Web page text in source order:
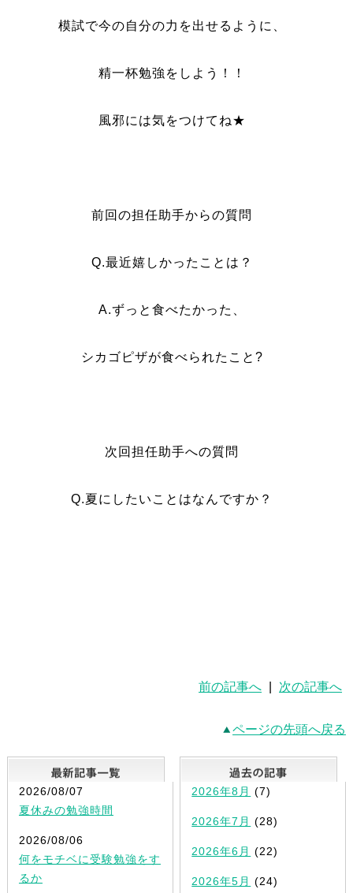
模試で今の自分の力を出せるように、
精一杯勉強をしよう！！
風邪には気をつけてね★
前回の担任助手からの質問
Q.最近嬉しかったことは？
A.ずっと食べたかった、
シカゴピザが食べられたこと?
次回担任助手への質問
Q.夏にしたいことはなんですか？
前の記事へ 次の記事へ
ページの先頭へ戻る
最新記事一覧
2026/08/07
夏休みの勉強時間
2026/08/06
何をモチベに受験勉強をす
るか
2026年8月 (7)
2026年7月 (28)
2026年6月 (22)
2026年5月 (24)